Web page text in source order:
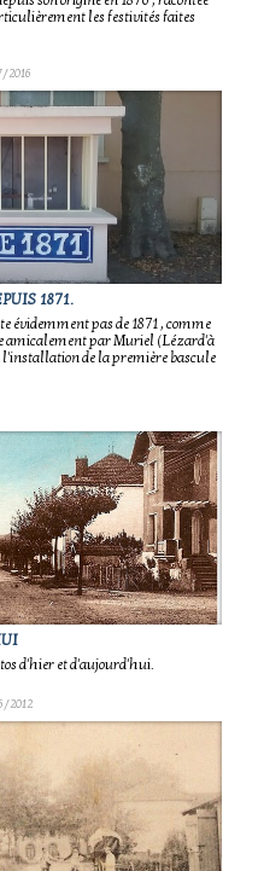
les festivités faites
2016
1871.
évidemment pas de 1871 , comme
amicalement par Muriel (Lézard'à
l'installation de la première bascule
d'hier et d'aujourd'hui.
2012